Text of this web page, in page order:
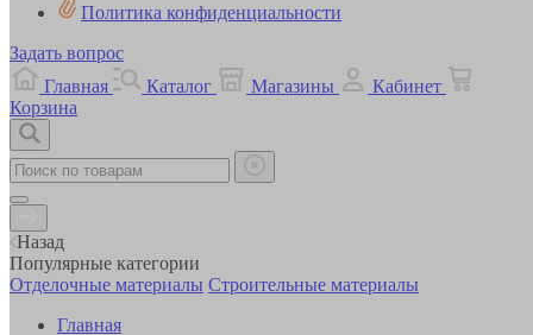
Политика конфиденциальности
Задать вопрос
Главная
Каталог Магазины
Кабинет
Корзина
Назад
Популярные категории
Отделочные материалы Строительные материалы
Главная